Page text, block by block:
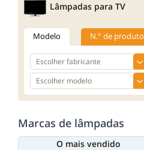
Lâmpadas para TV
Modelo N.° de produto
Marcas de lâmpadas
O mais vendido